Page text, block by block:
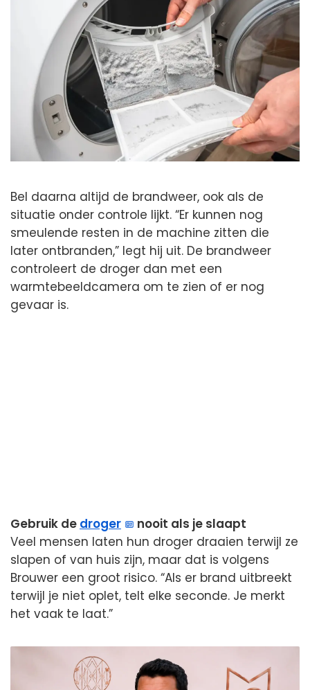
Bel daarna altijd de brandweer, ook als de
situatie onder controle lijkt. “Er kunnen nog
smeulende resten in de machine zitten die
later ontbranden,” legt hij uit. De brandweer
controleert de droger dan met een
warmtebeeldcamera om te zien of er nog
gevaar is.
Gebruik de droger
nooit als je slaapt
Veel mensen laten hun droger draaien terwijl ze
slapen of van huis zijn, maar dat is volgens
Brouwer een groot risico. “Als er brand uitbreekt
terwijl je niet oplet, telt elke seconde. Je merkt
het vaak te laat.”